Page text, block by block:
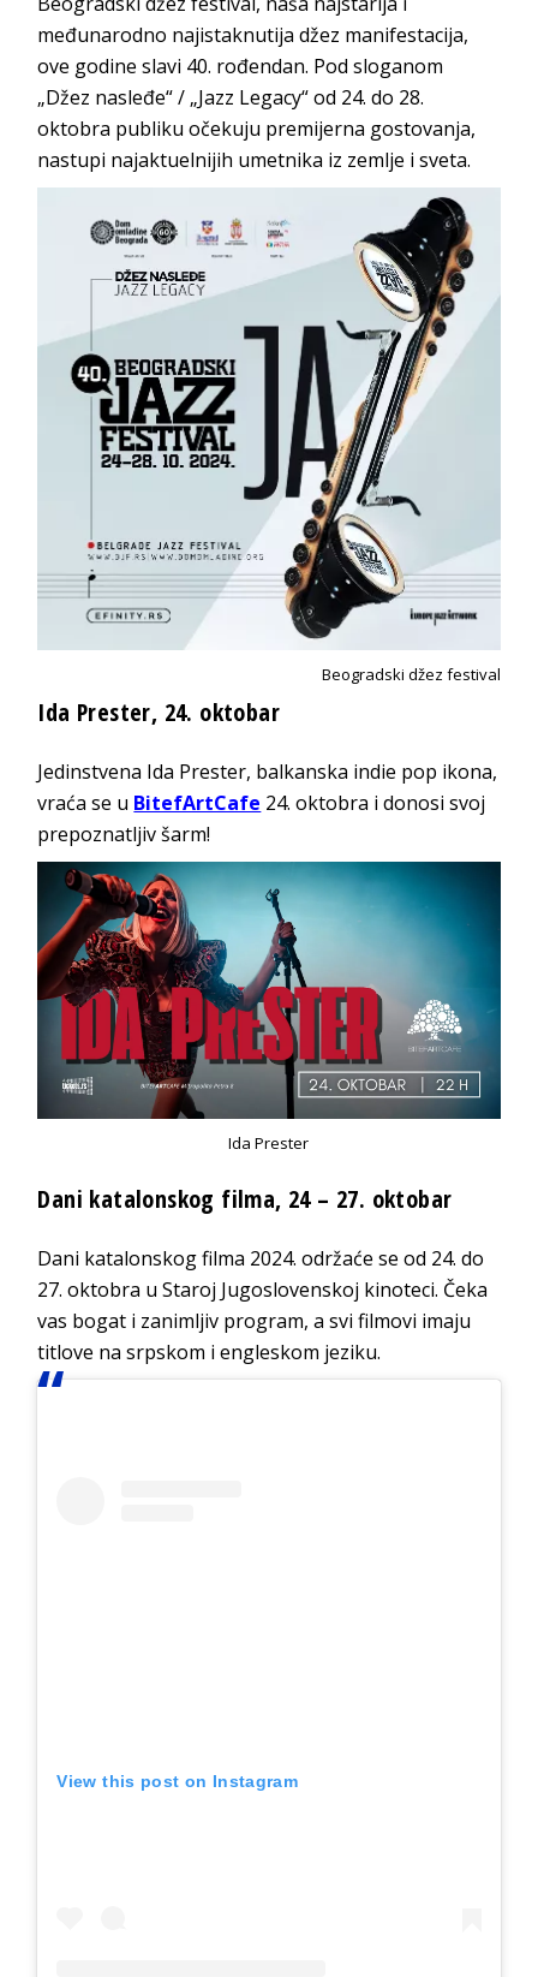
međunarodno najistaknutija džez manifestacija,
ove godine slavi 40. rođendan. Pod sloganom
„Džez nasleđe“ / „Jazz Legacy“ od 24. do 28.
oktobra publiku očekuju premijerna gostovanja,
nastupi najaktuelnijih umetnika iz zemlje i sveta.
Beogradski džez festival
Ida Prester, 24. oktobar
Jedinstvena Ida Prester, balkanska indie pop ikona,
vraća se u BitefArtCafe 24. oktobra i donosi svoj
prepoznatljiv šarm!
Ida Prester
Dani katalonskog filma, 24 – 27. oktobar
Dani katalonskog filma 2024. održaće se od 24. do
27. oktobra u Staroj Jugoslovenskoj kinoteci. Čeka
vas bogat i zanimljiv program, a svi filmovi imaju
titlove na srpskom i engleskom jeziku.
View this post on Instagram